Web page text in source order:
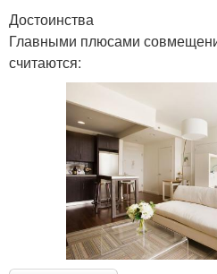
Достоинства
Главными плюсами
считаются: